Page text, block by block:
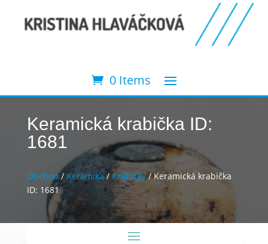
0 Items
Keramická krabička ID:
1681
Obchod/Keramika/ Krabičky/ Keramická krabička
ID: 1681